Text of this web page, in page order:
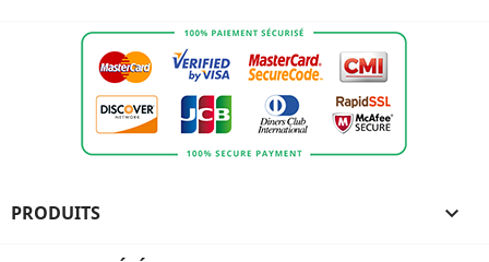
PRODUITS 